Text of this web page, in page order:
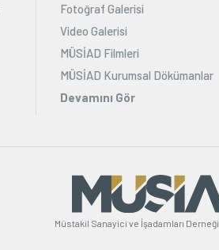
Fotoğraf Galerisi
Video Galerisi
MÜSİAD Filmleri
MÜSİAD Kurumsal Dökümanlar
Devamını Gör
Müstakil Sanayici ve İşadamları Derneği